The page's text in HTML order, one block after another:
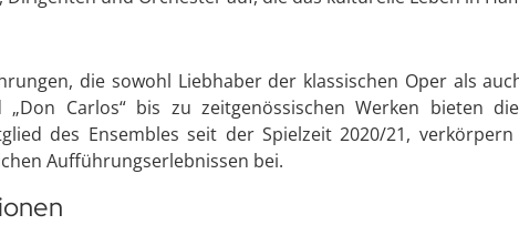
die sowohl Liebhaber der klassischen Oper als
Carlos“ bis zu zeitgenössischen Werken bieten
des Ensembles seit der Spielzeit 2020/21,
Aufführungserlebnissen bei.